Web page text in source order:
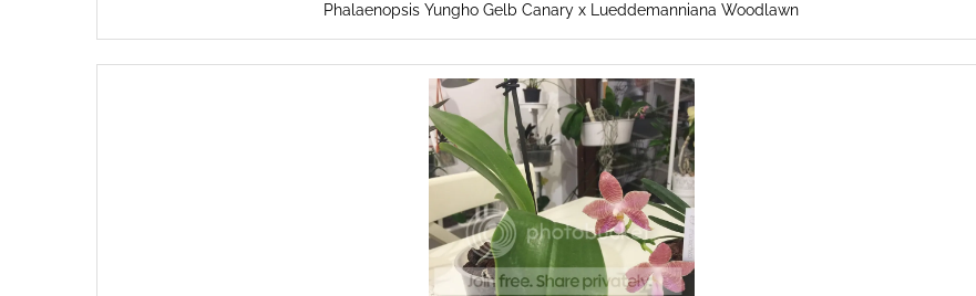
Phalaenopsis Yungho Gelb Canary x Lueddemanniana Woodlawn